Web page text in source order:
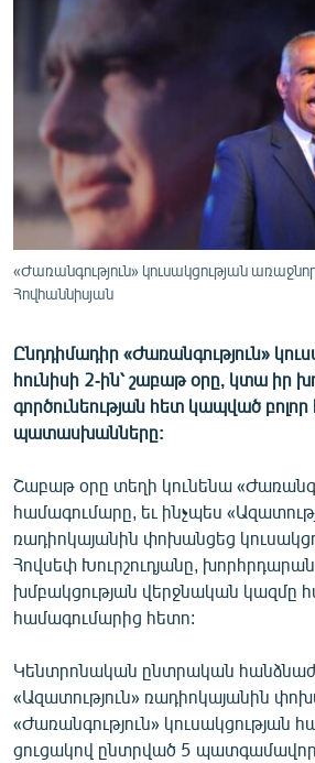
ՏԱՐԱԾԱՇՐՋԱՆ
ՄԻՋԱԶԳԱՅԻՆ
ՄՇԱԿՈՒՅԹ
ՍՊՈՐՏ
ՄԵԿՆԱԲԱՆՈՒԹՅՈՒՆ
ՏՏ ԵՒ ԻՆՏԵՐՆԵՏ
ԱՐԽԻՎ
ԲԱՆԱՎԵՃ
ՁԳՏԵԼՈՎ ԼԱՎԱԳՈՒՅՆԻՆ
Հայերեն
English
Русский
«Ժառանգություն» կուսակցության
Հովհաննիսյան
Ընդդիմադիր «Ժառանգություն»
հունիսի 2-ին՝ շաբաթ օրը, կտա իր
գործունեության հետ կապված
պատասխանները:
Շաբաթ օրը տեղի կունենա
համագումարը, եւ ինչպես
ռադիոկայանին փոխանցեց
Հովսեփ Խուրշուդյանը,
խմբակցության վերջնական կազմը
համագումարից հետո:
Կենտրոնական ընտրական
«Ազատություն» ռադիոկայանին
«Ժառանգություն» կուսակցության
ցուցակով ընտրված 5